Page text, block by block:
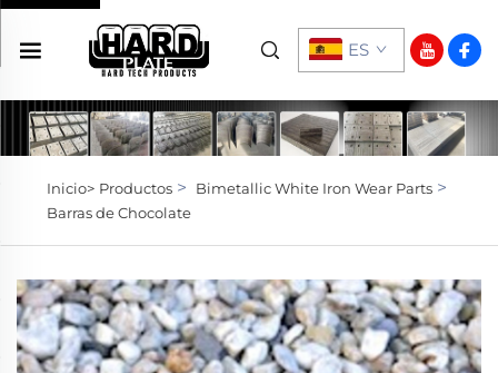
ES
Inicio> Productos> Bimetallic White Iron Wear Parts>
Barras de Chocolate